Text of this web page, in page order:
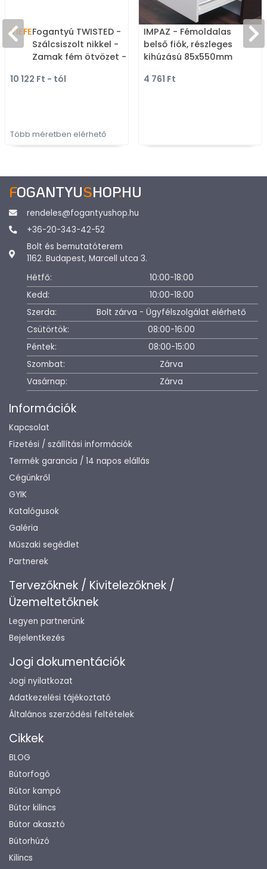
VIEFEFogantyú TWISTED -
Szálcsiszolt nikkel -
Zamak fém ötvözet -
fém bútorfogantyú
10 122 Ft - tól
Több méretben elérhető
IMPAZ - Fémoldalas
belső fiók, részleges
kihúzású 85x550mm
4 761 Ft
FOGANTYUSHOP.HU
rendeles@fogantyushop.hu
+36-20-343-42-52
Bolt és bemutatóterem
1162. Budapest, Marcell utca 3.
Hétfő:
10:00-18:00
Kedd:
10:00-18:00
Szerda:
Bolt zárva - Ügyfélszolgálat elérhető
Csütörtök:
08:00-16:00
Péntek:
08:00-15:00
Szombat:
Zárva
Vasárnap:
Zárva
Információk
Kapcsolat
Fizetési / szállítási információk
Termék garancia / 14 napos elállás
Cégünkről
GYIK
Katalógusok
Galéria
Műszaki segédlet
Partnerek
Tervezőknek / Kivitelezőknek /
Üzemeltetőknek
Legyen partnerünk
Bejelentkezés
Jogi dokumentációk
Jogi nyilatkozat
Adatkezelési tájékoztató
Általános szerződési feltételek
Cikkek
BLOG
Bútorfogó
Bútor kampó
Bútor kilincs
Bútor akasztó
Bútorhúzó
Kilincs